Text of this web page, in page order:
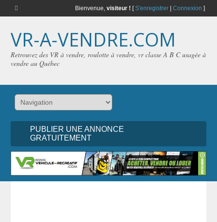
Bienvenue, visiteur ! [S'enregistrer| Connexion ]
VR-A-VENDRE.COM
Retrouvez des VR à vendre, roulotte à vendre, vr classe A B C usagée à
vendre au Québec
PUBLIER UNE ANNONCE
GRATUITEMENT